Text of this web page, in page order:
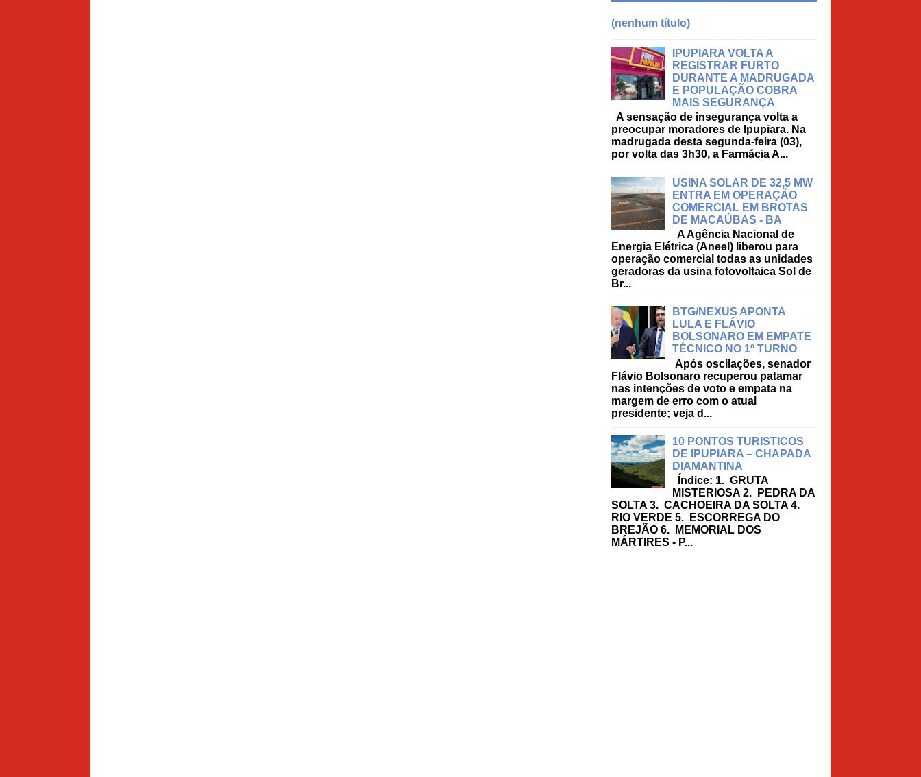
(nenhum título)
IPUPIARA VOLTA A
REGISTRAR FURTO
DURANTE A MADRUGADA
E POPULAÇÃO COBRA
MAIS SEGURANÇA
A sensação de insegurança volta a
preocupar moradores de Ipupiara. Na
madrugada desta segunda-feira (03),
por volta das 3h30, a Farmácia A...
USINA SOLAR DE 32,5 MW
ENTRA EM OPERAÇÃO
COMERCIAL EM BROTAS
DE MACAÚBAS - BA
A Agência Nacional de
Energia Elétrica (Aneel) liberou para
operação comercial todas as unidades
geradoras da usina fotovoltaica Sol de
Br...
BTG/NEXUS APONTA
LULA E FLÁVIO
BOLSONARO EM EMPATE
TÉCNICO NO 1º TURNO
Após oscilações, senador
Flávio Bolsonaro recuperou patamar
nas intenções de voto e empata na
margem de erro com o atual
presidente; veja d...
10 PONTOS TURISTICOS
DE IPUPIARA – CHAPADA
DIAMANTINA
Índice: 1. GRUTA
MISTERIOSA 2. PEDRA DA
SOLTA 3. CACHOEIRA DA SOLTA 4.
RIO VERDE 5. ESCORREGA DO
BREJÃO 6. MEMORIAL DOS
MÁRTIRES - P...